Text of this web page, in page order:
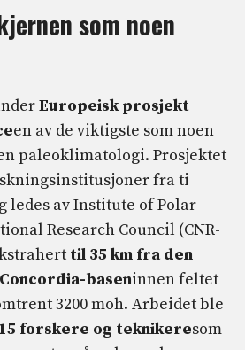
som noen
Europeisk prosjekt
en av de viktigste som noen
paleoklimatologi. Prosjektet
fra ti
ledes av Institute of Polar
Research Council (CNR-
til 35 km fra den
baseninnen feltet
3200 moh. Arbeidet ble
forskere og teknikeresom